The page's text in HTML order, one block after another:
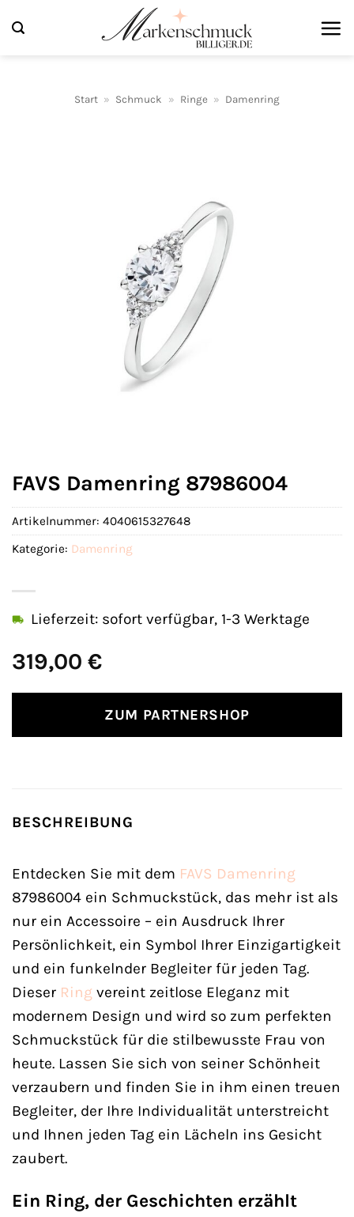
Inhalt
Start » Schmuck » Ringe » Damenring
FAVS Damenring 87986004
319,00 €
Lieferzeit: sofort verfügbar, 1-3 Werktage
ZUM PARTNERSHOP
Artikelnummer: 4040615327648
Kategorie: Damenring
BESCHREIBUNG
Entdecken Sie mit dem FAVS Damenring
87986004 ein Schmuckstück, das mehr ist als
nur ein Accessoire – ein Ausdruck Ihrer
Persönlichkeit, ein Symbol Ihrer Einzigartigkeit
und ein funkelnder Begleiter für jeden Tag.
Dieser Ring vereint zeitlose Eleganz mit
modernem Design und wird so zum perfekten
Schmuckstück für die stilbewusste Frau von
heute. Lassen Sie sich von seiner Schönheit
verzaubern und finden Sie in ihm einen treuen
Begleiter, der Ihre Individualität unterstreicht
und Ihnen jeden Tag ein Lächeln ins Gesicht
zaubert.
Ein Ring, der Geschichten erzählt